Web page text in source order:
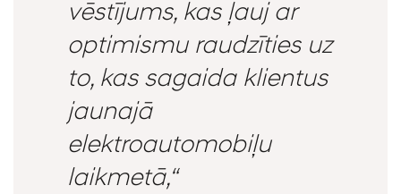
vēstījums, kas ļauj ar
optimismu raudzīties uz
to, kas sagaida klientus
jaunajā
elektroautomobiļu
laikmetā,“